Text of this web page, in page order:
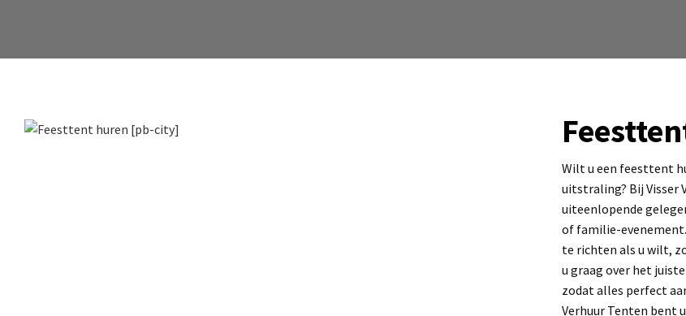
Wilt u een feesttent
uitstraling? Bij Visser
uiteenlopende
of familie-
te richten als u wilt,
u graag over het
zodat alles perfect
Verhuur Tenten bent